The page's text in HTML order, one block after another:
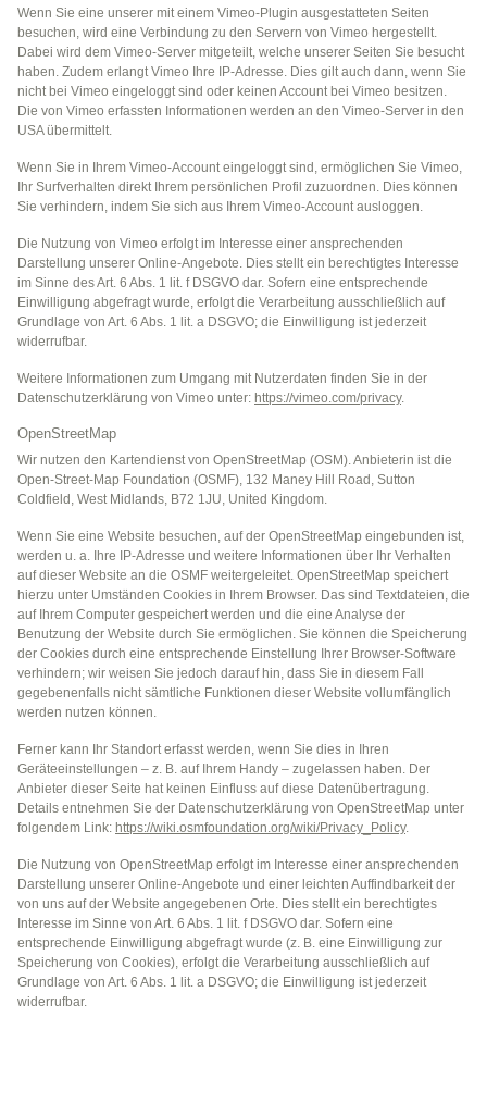
Wenn Sie eine unserer mit einem Vimeo-Plugin ausgestatteten Seiten
besuchen, wird eine Verbindung zu den Servern von Vimeo hergestellt.
Dabei wird dem Vimeo-Server mitgeteilt, welche unserer Seiten Sie besucht
haben. Zudem erlangt Vimeo Ihre IP-Adresse. Dies gilt auch dann, wenn Sie
nicht bei Vimeo eingeloggt sind oder keinen Account bei Vimeo besitzen.
Die von Vimeo erfassten Informationen werden an den Vimeo-Server in den
USA übermittelt.
Wenn Sie in Ihrem Vimeo-Account eingeloggt sind, ermöglichen Sie Vimeo,
Ihr Surfverhalten direkt Ihrem persönlichen Profil zuzuordnen. Dies können
Sie verhindern, indem Sie sich aus Ihrem Vimeo-Account ausloggen.
Die Nutzung von Vimeo erfolgt im Interesse einer ansprechenden
Darstellung unserer Online-Angebote. Dies stellt ein berechtigtes Interesse
im Sinne des Art. 6 Abs. 1 lit. f DSGVO dar. Sofern eine entsprechende
Einwilligung abgefragt wurde, erfolgt die Verarbeitung ausschließlich auf
Grundlage von Art. 6 Abs. 1 lit. a DSGVO; die Einwilligung ist jederzeit
widerrufbar.
Weitere Informationen zum Umgang mit Nutzerdaten finden Sie in der
Datenschutzerklärung von Vimeo unter: https://vimeo.com/privacy.
OpenStreetMap
Wir nutzen den Kartendienst von OpenStreetMap (OSM). Anbieterin ist die
Open-Street-Map Foundation (OSMF), 132 Maney Hill Road, Sutton
Coldfield, West Midlands, B72 1JU, United Kingdom.
Wenn Sie eine Website besuchen, auf der OpenStreetMap eingebunden ist,
werden u. a. Ihre IP-Adresse und weitere Informationen über Ihr Verhalten
auf dieser Website an die OSMF weitergeleitet. OpenStreetMap speichert
hierzu unter Umständen Cookies in Ihrem Browser. Das sind Textdateien, die
auf Ihrem Computer gespeichert werden und die eine Analyse der
Benutzung der Website durch Sie ermöglichen. Sie können die Speicherung
der Cookies durch eine entsprechende Einstellung Ihrer Browser-Software
verhindern; wir weisen Sie jedoch darauf hin, dass Sie in diesem Fall
gegebenenfalls nicht sämtliche Funktionen dieser Website vollumfänglich
werden nutzen können.
Ferner kann Ihr Standort erfasst werden, wenn Sie dies in Ihren
Geräteeinstellungen – z. B. auf Ihrem Handy – zugelassen haben. Der
Anbieter dieser Seite hat keinen Einfluss auf diese Datenübertragung.
Details entnehmen Sie der Datenschutzerklärung von OpenStreetMap unter
folgendem Link: https://wiki.osmfoundation.org/wiki/Privacy_Policy.
Die Nutzung von OpenStreetMap erfolgt im Interesse einer ansprechenden
Darstellung unserer Online-Angebote und einer leichten Auffindbarkeit der
von uns auf der Website angegebenen Orte. Dies stellt ein berechtigtes
Interesse im Sinne von Art. 6 Abs. 1 lit. f DSGVO dar. Sofern eine
entsprechende Einwilligung abgefragt wurde (z. B. eine Einwilligung zur
Speicherung von Cookies), erfolgt die Verarbeitung ausschließlich auf
Grundlage von Art. 6 Abs. 1 lit. a DSGVO; die Einwilligung ist jederzeit
widerrufbar.